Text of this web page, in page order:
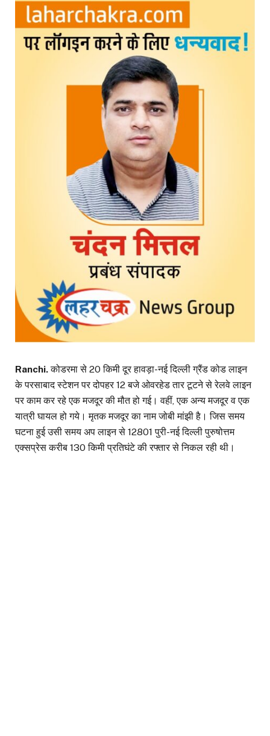
Ranchi.कोडरमा से 20 किमी दूर हावड़ा-नई दिल्ली ग्रैंड कोड लाइन
के परसाबाद स्टेशन पर दोपहर 12 बजे ओवरहेड तार टूटने से रेलवे लाइन
पर काम कर रहे एक मजदूर की मौत हो गई। वहीं, एक अन्य मजदूर व एक
यात्री घायल हो गये। मृतक मजदूर का नाम जोबी मांझी है। जिस समय
घटना हुई उसी समय अप लाइन से 12801 पुरी-नई दिल्ली पुरुषोत्तम
एक्सप्रेस करीब 130 किमी प्रतिघंटे की रफ्तार से निकल रही थी।